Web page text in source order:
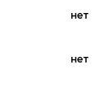
нет
нет